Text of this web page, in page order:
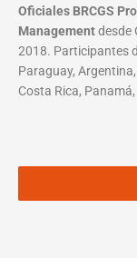
Oficiales BRCGS
Managementdesde
2018. Participantes
Paraguay,
Costa Rica,